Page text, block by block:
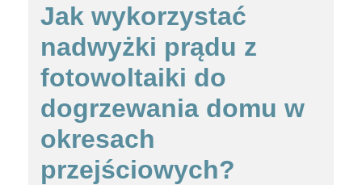
Jak wykorzystać
nadwyżki prądu z
fotowoltaiki do
dogrzewania domu w
okresach
przejściowych?